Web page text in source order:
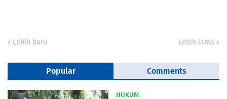
Lebih baru Lebih lama
Popular Comments
HUKUM